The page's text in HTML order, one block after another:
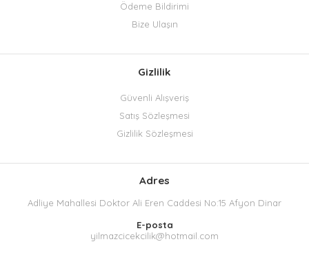
Ödeme Bildirimi
Bize Ulaşın
Gizlilik
Güvenli Alışveriş
Satış Sözleşmesi
Gizlilik Sözleşmesi
Adres
Adliye Mahallesi Doktor Ali Eren Caddesi No:15 Afyon Dinar
E-posta
yilmazcicekcilik@hotmail.com